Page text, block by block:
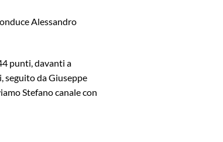
Alessandro
punti, davanti a
seguito da Giuseppe
Stefano canale con